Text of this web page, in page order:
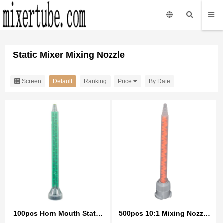
Static Mixer Mixing Nozzle
Screen Default Ranking Price By Date
100pcs Horn Mouth Static
500pcs 10:1 Mixing Nozzle